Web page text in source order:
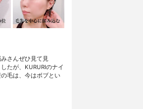
さんぜひ見て見
たが、KURURIのナイ
毛は、今はボブとい